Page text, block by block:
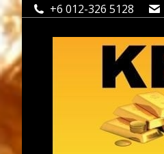
+6 012-326 5128